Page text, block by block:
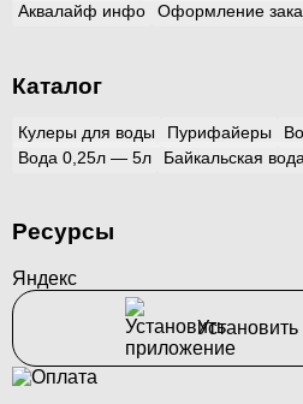
Аквалайф инфо
Оформление
Каталог
Кулеры для воды Пурифайеры
Вода 0,25л — 5л
Байкальская вода
Ресурсы
Яндекс